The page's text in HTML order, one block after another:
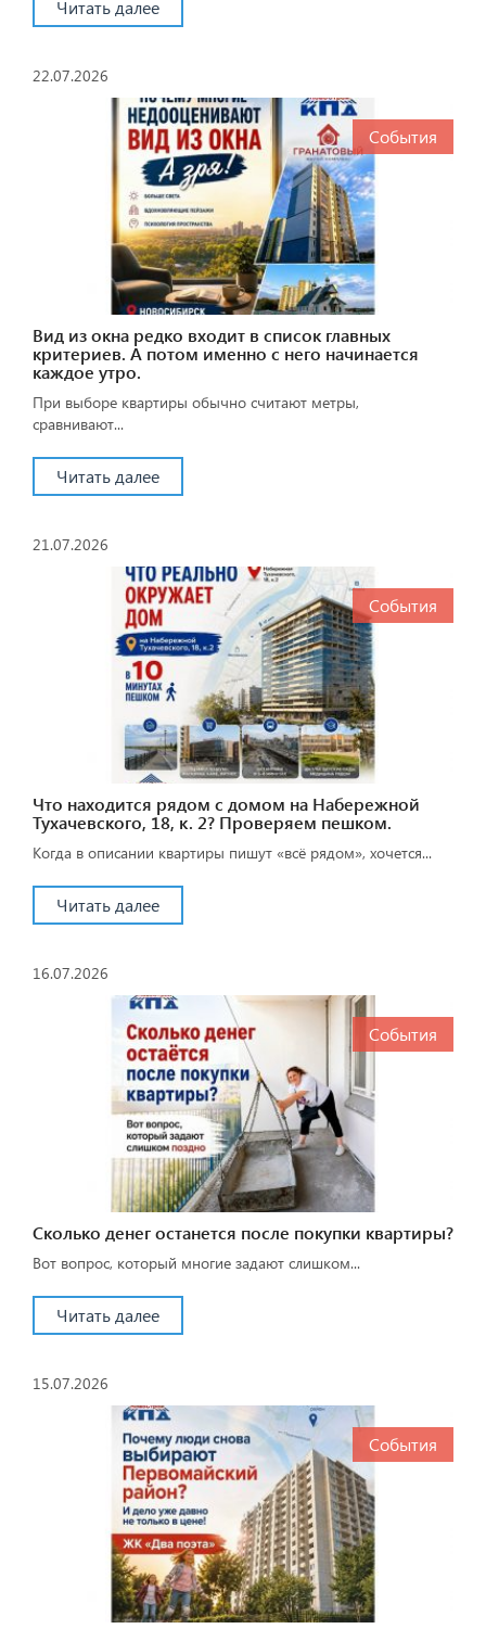
Читать далее
22.07.2026
События
Вид из окна редко входит в список главных
критериев. А потом именно с него начинается
каждое утро.
При выборе квартиры обычно считают метры,
сравнивают...
Читать далее
21.07.2026
События
Что находится рядом с домом на Набережной
Тухачевского, 18, к. 2? Проверяем пешком.
Когда в описании квартиры пишут «всё рядом», хочется...
Читать далее
16.07.2026
События
Сколько денег останется после покупки квартиры?
Вот вопрос, который многие задают слишком...
Читать далее
15.07.2026
События